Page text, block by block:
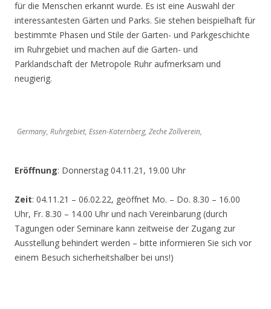
für die Menschen erkannt wurde. Es ist eine Auswahl der
interessantesten Gärten und Parks. Sie stehen beispielhaft für
bestimmte Phasen und Stile der Garten- und Parkgeschichte
im Ruhrgebiet und machen auf die Garten- und
Parklandschaft der Metropole Ruhr aufmerksam und
neugierig.
Germany, Ruhrgebiet, Essen-Katernberg, Zeche Zollverein,
Eröffnung: Donnerstag 04.11.21, 19.00 Uhr
Zeit: 04.11.21 – 06.02.22, geöffnet Mo. – Do. 8.30 – 16.00
Uhr, Fr. 8.30 – 14.00 Uhr und nach Vereinbarung (durch
Tagungen oder Seminare kann zeitweise der Zugang zur
Ausstellung behindert werden – bitte informieren Sie sich vor
einem Besuch sicherheitshalber bei uns!)